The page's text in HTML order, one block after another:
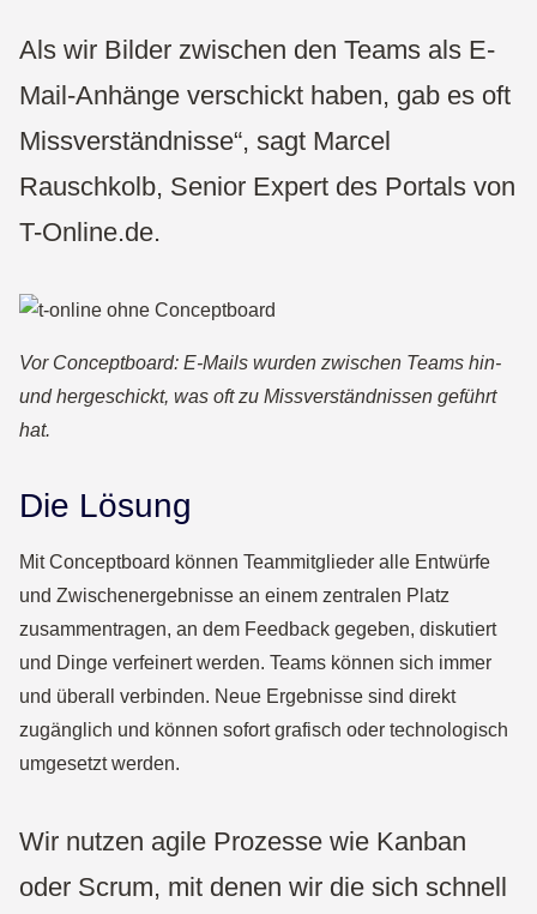
Als wir Bilder zwischen den Teams als E-
Mail-Anhänge verschickt haben, gab es oft
Missverständnisse“, sagt Marcel
Rauschkolb, Senior Expert des Portals von
T-Online.de.
Vor Conceptboard: E-Mails wurden zwischen Teams hin-
und hergeschickt, was oft zu Missverständnissen geführt
hat.
Die Lösung
Mit Conceptboard können Teammitglieder alle Entwürfe
und Zwischenergebnisse an einem zentralen Platz
zusammentragen, an dem Feedback gegeben, diskutiert
und Dinge verfeinert werden. Teams können sich immer
und überall verbinden. Neue Ergebnisse sind direkt
zugänglich und können sofort grafisch oder technologisch
umgesetzt werden.
Wir nutzen agile Prozesse wie Kanban
oder Scrum, mit denen wir die sich schnell